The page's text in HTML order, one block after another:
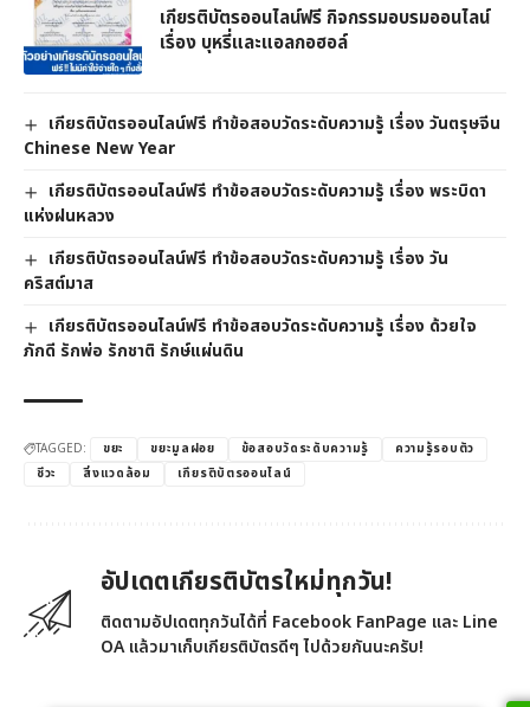
เกียรติบัตรออนไลน์ฟรี กิจกรรมอบรมออนไลน์
เรื่อง บุหรี่และแอลกอฮอล์
เกียรติบัตรออนไลน์ฟรี ทำข้อสอบวัดระดับความรู้ เรื่อง วันตรุษจีน
Chinese New Year
เกียรติบัตรออนไลน์ฟรี ทำข้อสอบวัดระดับความรู้ เรื่อง พระบิดา
แห่งฝนหลวง
เกียรติบัตรออนไลน์ฟรี ทำข้อสอบวัดระดับความรู้ เรื่อง วัน
คริสต์มาส
เกียรติบัตรออนไลน์ฟรี ทำข้อสอบวัดระดับความรู้ เรื่อง ด้วยใจ
ภักดี รักพ่อ รักชาติ รักษ์แผ่นดิน
TAGGED: ขยะ ขยะมูลฝอย ข้อสอบวัดระดับความรู้
ความรู้รอบตัว
ชีวะ
สิ่งแวดล้อม เกียรติบัตรออนไลน์
อัปเดตเกียรติบัตรใหม่ทุกวัน!
ติดตามอัปเดตทุกวันได้ที่ Facebook FanPage และ Line
OA แล้วมาเก็บเกียรติบัตรดีๆ ไปด้วยกันนะครับ!